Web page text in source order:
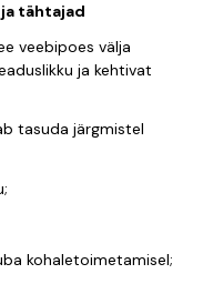
tähtajad
veebipoes välja
ja kehtivat
tasuda järgmistel
kohaletoimetamisel;